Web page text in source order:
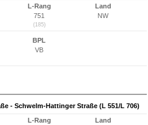
L-Rang
751
(185)
Land
NW
BPL
VB
- Schwelm-Hattinger Straße (L 551/L 706)
L-Rang
Land